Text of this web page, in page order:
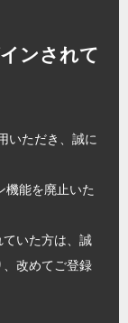
ンされて
いただき、誠に
能を廃止いた
いた方は、誠
改めてご登録